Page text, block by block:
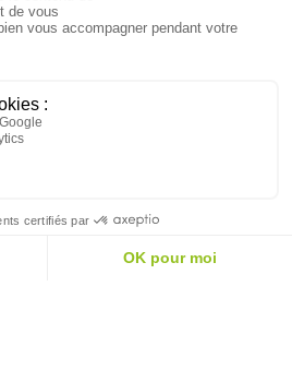
Horaires
9h - 12h30, 13h30 - 17h30,
vous 9h - 12h
CIF Normandie sur :
Instagram